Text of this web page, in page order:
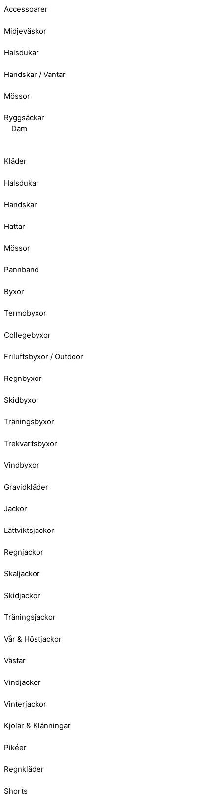
Accessoarer
Midjeväskor
Halsdukar
Handskar / Vantar
Mössor
Ryggsäckar
Dam
Kläder
Halsdukar
Handskar
Hattar
Mössor
Pannband
Byxor
Termobyxor
Collegebyxor
Friluftsbyxor / Outdoor
Regnbyxor
Skidbyxor
Träningsbyxor
Trekvartsbyxor
Vindbyxor
Gravidkläder
Jackor
Lättviktsjackor
Regnjackor
Skaljackor
Skidjackor
Träningsjackor
Vår & Höstjackor
Västar
Vindjackor
Vinterjackor
Kjolar & Klänningar
Pikéer
Regnkläder
Shorts